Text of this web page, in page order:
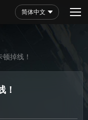
简体中文
掉线！
！